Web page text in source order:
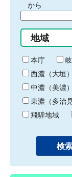
間
始
り
から
間
終
わ
り
地域
本庁
西濃（大垣
中濃（美濃
東濃（多治
飛騨地域